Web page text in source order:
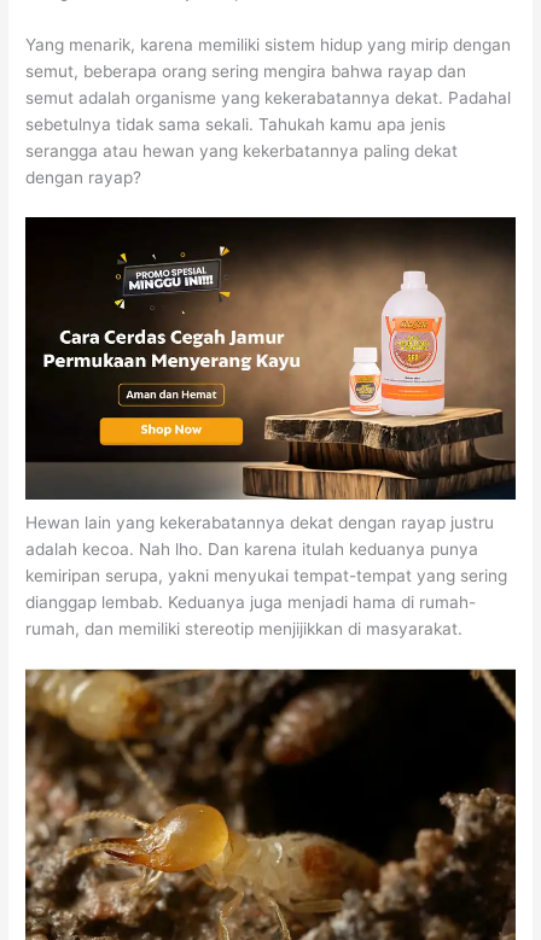
Yang menarik, karena memiliki sistem hidup yang mirip dengan
semut, beberapa orang sering mengira bahwa rayap dan
semut adalah organisme yang kekerabatannya dekat. Padahal
sebetulnya tidak sama sekali. Tahukah kamu apa jenis
serangga atau hewan yang kekerbatannya paling dekat
dengan rayap?
Hewan lain yang kekerabatannya dekat dengan rayap justru
adalah kecoa. Nah lho. Dan karena itulah keduanya punya
kemiripan serupa, yakni menyukai tempat-tempat yang sering
dianggap lembab. Keduanya juga menjadi hama di rumah-
rumah, dan memiliki stereotip menjijikkan di masyarakat.